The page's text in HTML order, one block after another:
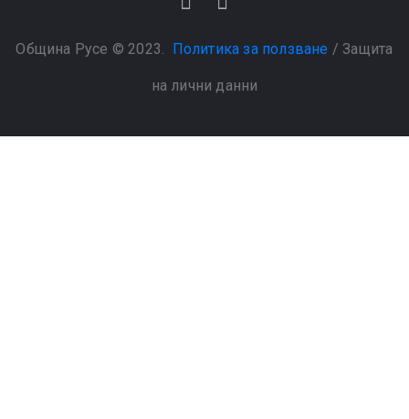
Община Русе © 2023. Политика за ползване / Защита
на лични данни